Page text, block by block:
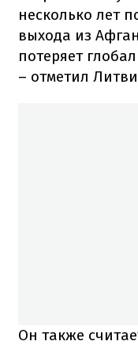
несколько лет
выхода из
потеряет
– отметил
Он также